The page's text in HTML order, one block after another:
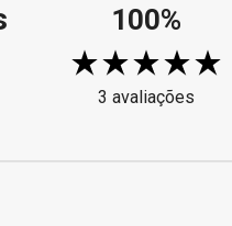
100%
3 avaliações